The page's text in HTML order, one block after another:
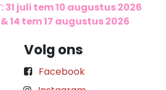
31 juli tem 10 augustus 2026
& 14 tem 17 augustus 2026
Volg ons
Facebook